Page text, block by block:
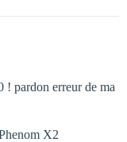
! pardon erreur de ma
X2